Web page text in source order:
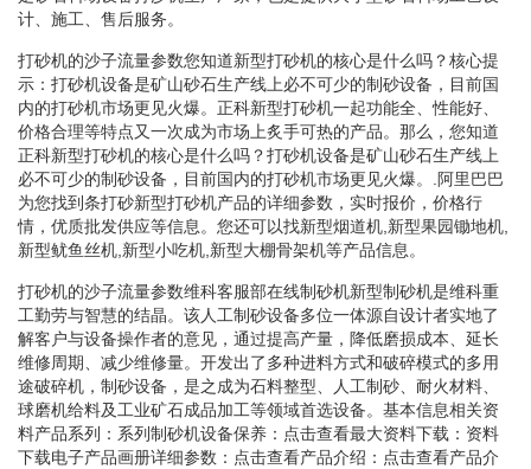
计、施工、售后服务。
打砂机的沙子流量参数您知道新型打砂机的核心是什么吗？核心提
示：打砂机设备是矿山砂石生产线上必不可少的制砂设备，目前国
内的打砂机市场更见火爆。正科新型打砂机一起功能全、性能好、
价格合理等特点又一次成为市场上炙手可热的产品。那么，您知道
正科新型打砂机的核心是什么吗？打砂机设备是矿山砂石生产线上
必不可少的制砂设备，目前国内的打砂机市场更见火爆。.阿里巴巴
为您找到条打砂新型打砂机产品的详细参数，实时报价，价格行
情，优质批发供应等信息。您还可以找新型烟道机,新型果园锄地机,
新型鱿鱼丝机,新型小吃机,新型大棚骨架机等产品信息。
打砂机的沙子流量参数维科客服部在线制砂机新型制砂机是维科重
工勤劳与智慧的结晶。该人工制砂设备多位一体源自设计者实地了
解客户与设备操作者的意见，通过提高产量，降低磨损成本、延长
维修周期、减少维修量。开发出了多种进料方式和破碎模式的多用
途破碎机，制砂设备，是之成为石料整型、人工制砂、耐火材料、
球磨机给料及工业矿石成品加工等领域首选设备。基本信息相关资
料产品系列：系列制砂机设备保养：点击查看最大资料下载：资料
下载电子产品画册详细参数：点击查看产品介绍：点击查看产品介